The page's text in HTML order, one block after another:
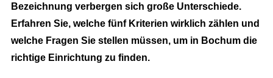
Bezeichnung verbergen sich große Unterschiede.
Erfahren Sie, welche fünf Kriterien wirklich zählen und
welche Fragen Sie stellen müssen, um in Bochum die
richtige Einrichtung zu finden.